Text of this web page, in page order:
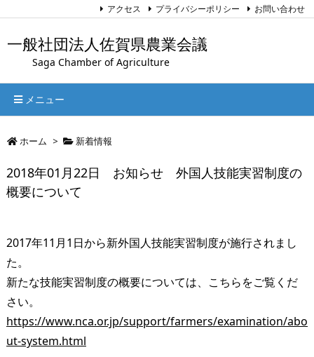
一般社団法人佐賀県農業会議
Saga Chamber of Agriculture
メニュー
アクセス プライバシーポリシー お問い合わせ
ホーム > 新着情報
2018年01月22日 お知らせ 外国人技能実習制度の
概要について
2017年11月1日から新外国人技能実習制度が施行されまし
た。
新たな技能実習制度の概要については、こちらをご覧くだ
さい。
https://www.nca.or.jp/support/farmers/examination/abo
ut-system.html